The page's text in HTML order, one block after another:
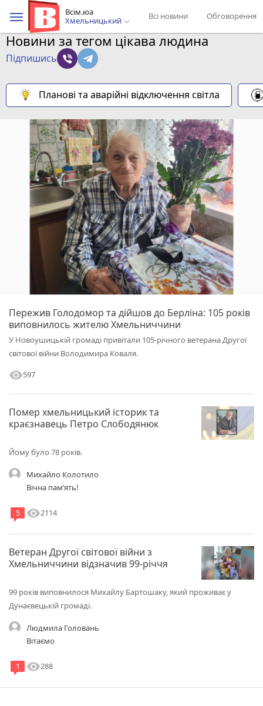
Всім.юа
Хмельницький
Всі новини Обговорення
Новини за тегом цікава людина
Підпишись
Планові та аварійні відключення світла
Пережив Голодомор та дійшов до Берліна: 105 років
виповнилось жителю Хмельниччини
У Новоушицькій громаді привітали 105-річного ветерана Другої
світової війни Володимира Коваля.
visibility597
Помер хмельницький історик та
краєзнавець Петро Слободянюк
Йому було 78 років.
Михайло Колотило
Вічна памʼять!
5 visibility2114
Ветеран Другої світової війни з
Хмельниччини відзначив 99-річчя
99 років виповнилося Михайлу Бартошаку, який проживає у
Дунаєвецькій громаді.
Людмила Головань
Вітаємо
1 visibility288